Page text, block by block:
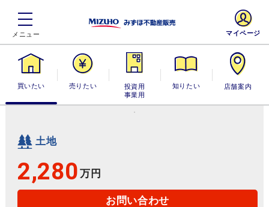
買いたい 売りたい
投資用・事業
用
知りたい 店舗案内
マイページ
土地
2,280 万円
お問い合わせ